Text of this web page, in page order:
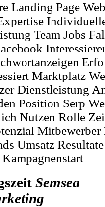
Landing Page
Team Jobs
Marktplatz
Dienstleistung
Position Serp
Nutzen Rolle
Umsatz
Semsea